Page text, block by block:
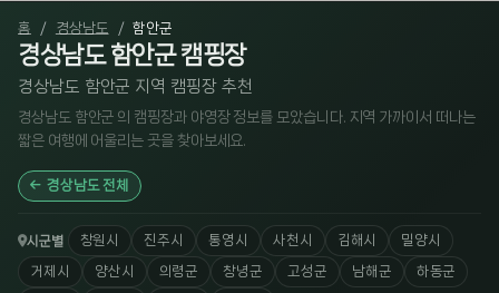
홈 경상남도 함안군
경상남도 함안군 캠핑장
경상남도 함안군 지역 캠핑장 추천
경상남도 함안군 의 캠핑장과 야영장 정보를 모았습니다. 지역 가까이서 떠나는
짧은 여행에 어울리는 곳을 찾아보세요.
경상남도 전체
시군별 창원시 진주시 통영시 사천시 김해시 밀양시
거제시 양산시 의령군 창녕군 고성군 남해군 하동군